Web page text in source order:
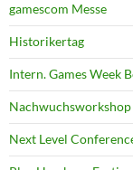
gamescom Messe
Historikertag
Intern. Games Week
Next Level